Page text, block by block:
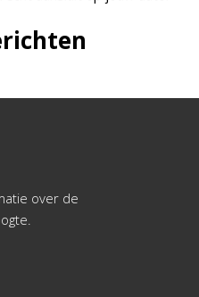
over de